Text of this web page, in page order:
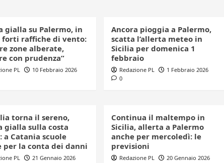
gialla su Palermo, in
raffiche di vento:
zone alberate,
con prudenza”
PL
10 Febbraio 2026
Ancora pioggia a Palermo,
scatta l’allerta meteo in
Sicilia per domenica 1
febbraio
Redazione PL
1 Febbraio 2026
0
torna il sereno,
gialla sulla costa
a Catania scuole
per la conta dei danni
PL 21 Gennaio 2026
Continua il maltempo in
Sicilia, allerta a Palermo
anche per mercoledì: le
previsioni
Redazione PL 20 Gennaio 2026